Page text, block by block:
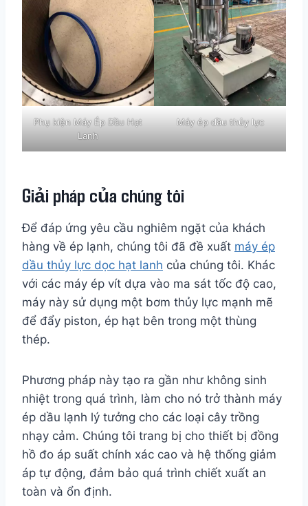
Phụ kiện Máy Ép Dầu Hạt
Lanh
Máy ép dầu thủy lực
Giải pháp của chúng tôi
Để đáp ứng yêu cầu nghiêm ngặt của khách
hàng về ép lạnh, chúng tôi đã đề xuất máy ép
dầu thủy lực dọc hạt lanh của chúng tôi. Khác
với các máy ép vít dựa vào ma sát tốc độ cao,
máy này sử dụng một bơm thủy lực mạnh mẽ
để đẩy piston, ép hạt bên trong một thùng
thép.
Phương pháp này tạo ra gần như không sinh
nhiệt trong quá trình, làm cho nó trở thành máy
ép dầu lạnh lý tưởng cho các loại cây trồng
nhạy cảm. Chúng tôi trang bị cho thiết bị đồng
hồ đo áp suất chính xác cao và hệ thống giảm
áp tự động, đảm bảo quá trình chiết xuất an
toàn và ổn định.